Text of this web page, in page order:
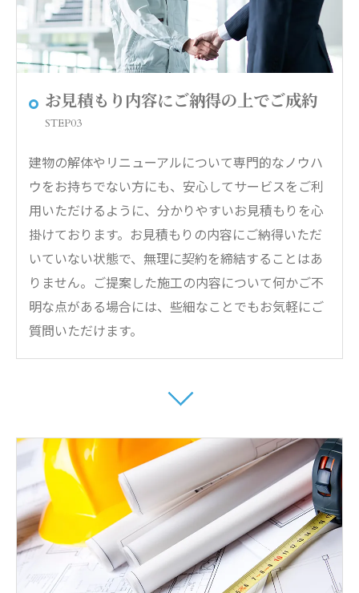
お見積もり内容にご納得の上でご成約
STEP03
建物の解体やリニューアルについて専門的なノウハ
ウをお持ちでない方にも、安心してサービスをご利
用いただけるように、分かりやすいお見積もりを心
掛けております。お見積もりの内容にご納得いただ
いていない状態で、無理に契約を締結することはあ
りません。ご提案した施工の内容について何かご不
明な点がある場合には、些細なことでもお気軽にご
質問いただけます。